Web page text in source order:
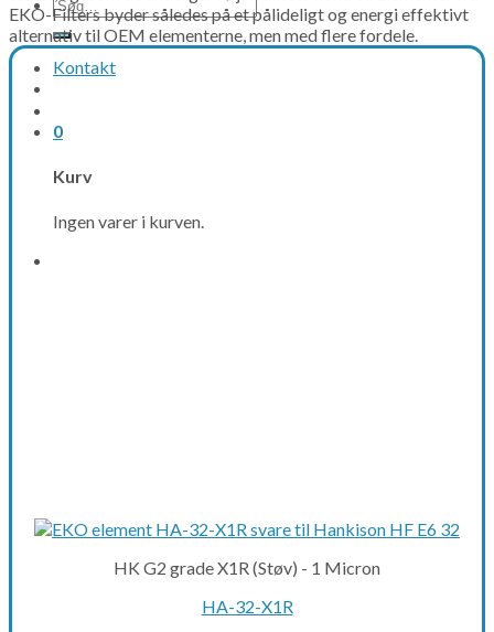
efter:
Kontakt
0
Kurv
Ingen varer i kurven.
EKO-Filters byder således på et pålideligt og energi effektivt
alternativ til OEM elementerne, men med flere fordele.
HK G2 grade X1R (Støv) - 1 Micron
HA-32-X1R